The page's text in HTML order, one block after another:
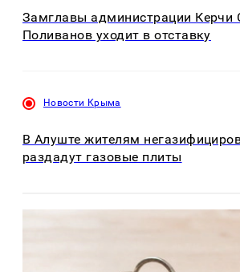
Замглавы администрации Керчи
Поливанов уходит в отставку
Новости Крыма
В Алуште жителям
раздадут газовые плиты